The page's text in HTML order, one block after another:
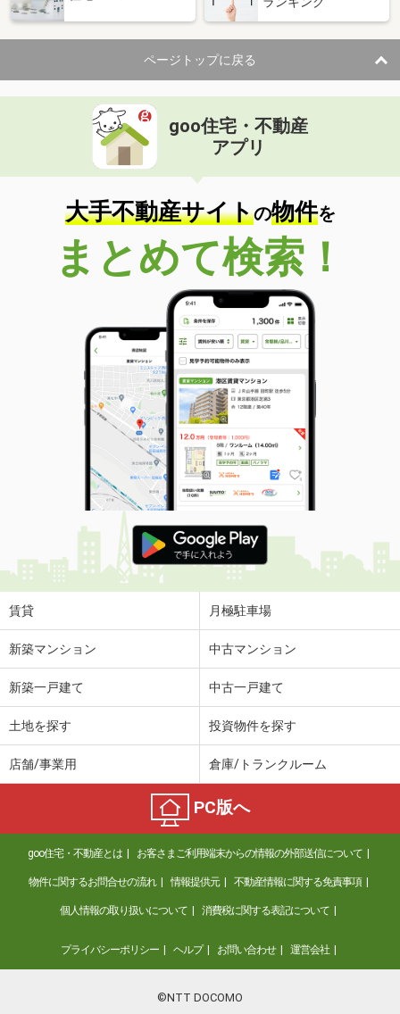
ページトップに戻る
goo住宅・不動産
アプリ
大手不動産サイトの物件を
まとめて検索！
賃貸 月極駐車場
新築マンション 中古マンション
新築一戸建て 中古一戸建て
土地を探す 投資物件を探す
店舗/事業用 倉庫/トランクルーム
PC版へ
goo住宅・不動産とは お客さまご利用端末からの情報の外部送信について
物件に関するお問合せの流れ 情報提供元 不動産情報に関する免責事項
個人情報の取り扱いについて 消費税に関する表記について
プライバシーポリシー ヘルプ お問い合わせ 運営会社
©NTT DOCOMO